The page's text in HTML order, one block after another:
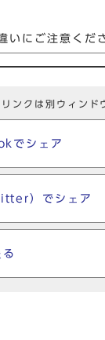
いにご注意くだ
ンクは別ウィンド
でシェア
）でシェア